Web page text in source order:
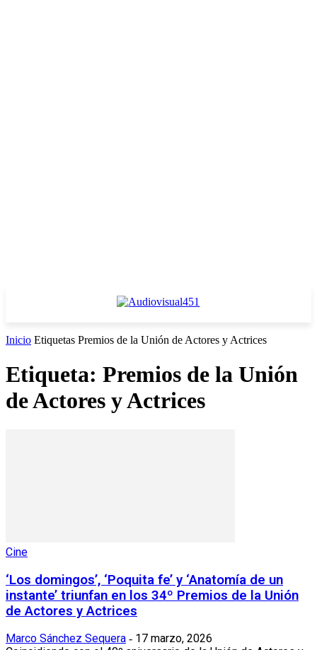
Inicio Etiquetas Premios de la Unión de Actores y Actrices
Etiqueta: Premios de la Unión
de Actores y Actrices
Cine
‘Los domingos’, ‘Poquita fe’ y ‘Anatomía de un
instante’ triunfan en los 34º Premios de la Unión
de Actores y Actrices
Marco Sánchez Sequera - 17 marzo, 2026